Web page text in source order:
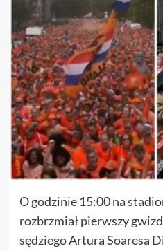
O godzinie 15:00 na
rozbrzmiał pierwszy
sędziego Artura Soaresa